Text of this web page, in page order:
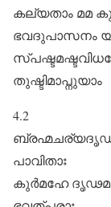
കല്യതാം മമ
ഭവദുപാസനം
തുഷ്ടിമാപ്നുയാം
4.2
പാവിതാഃ
കുർമഹേ